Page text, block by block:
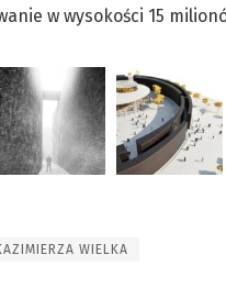
w wysokości 15
WIELKA